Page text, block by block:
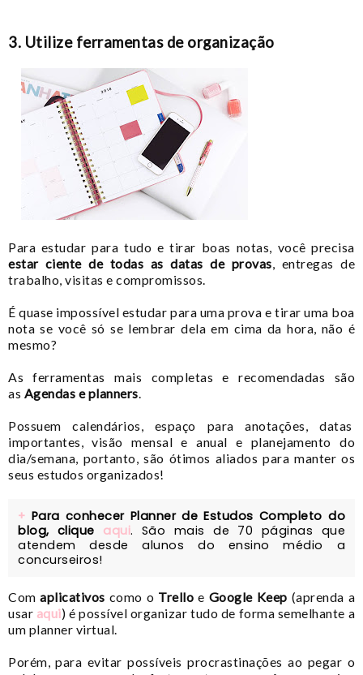
3. Utilize ferramentas de organização
Para estudar para tudo e tirar boas notas, você precisa
estar ciente de todas as datas de provas , entregas de
trabalho, visitas e compromissos.
É quase impossível estudar para uma prova e tirar uma boa
nota se você só se lembrar dela em cima da hora, não é
mesmo?
As ferramentas mais completas e recomendadas são
as Agendas e planners
Possuem calendários, espaço para anotações, datas
importantes, visão mensal e anual e planejamento do
dia/semana, portanto, são ótimos aliados para manter os
seus estudos organizados!
+ Para conhecer Planner de Estudos Completo do
blog, clique aqui. São mais de 70 páginas que
atendem desde alunos do ensino médio a
concurseiros!
Comaplicativos como o Trello e Google Keep (aprenda a
usar aqui) é possível organizar tudo de forma semelhante a
um planner virtual.
Porém, para evitar possíveis procrastinações ao pegar o